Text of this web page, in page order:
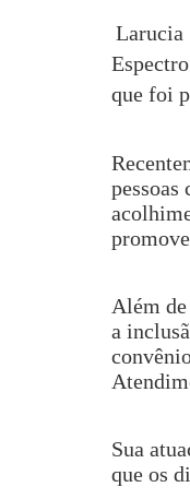
Larucia
que foi
Além
a
Sua
que os